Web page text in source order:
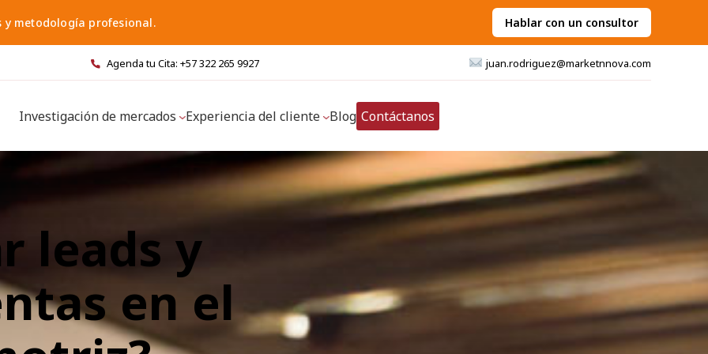
y metodología profesional. Hablar con un consultor
Agenda tu Cita: +57 322 265 9927 juan.rodriguez@marketnnova.com
Investigación de mercados Experiencia del cliente Blog Contáctanos
leads y
en el